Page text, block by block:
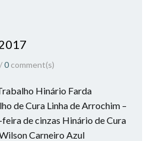
/0 comment(s)
Hinário Farda
de Cura Linha de Arrochim –
de cinzas Hinário de Cura
Carneiro Azul